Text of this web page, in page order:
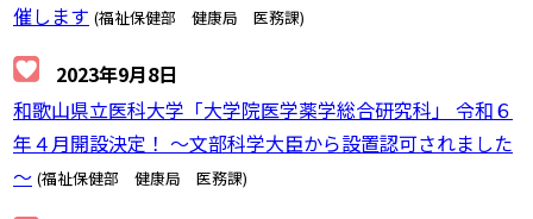
催します (福祉保健部 健康局 医務課)
2023年9月8日
和歌山県立医科大学「大学院医学薬学総合研究科」 令和６
年４月開設決定！ ～文部科学大臣から設置認可されました
～ (福祉保健部 健康局 医務課)